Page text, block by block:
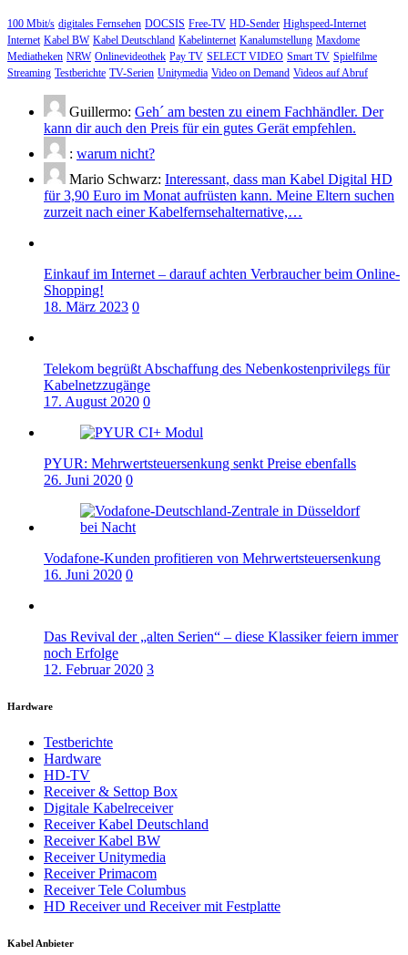
100 Mbit/s digitales Fernsehen DOCSIS Free-TV HD-Sender Highspeed-Internet
Internet Kabel BW Kabel Deutschland Kabelinternet Kanalumstellung Maxdome
Mediatheken NRW Onlinevideothek Pay TV SELECT VIDEO Smart TV Spielfilme
Streaming Testberichte TV-Serien Unitymedia Video on Demand Videos auf Abruf
Guillermo: Geh´ am besten zu einem Fachhändler. Der
kann dir auch den Preis für ein gutes Gerät empfehlen.
: warum nicht?
Mario Schwarz: Interessant, dass man Kabel Digital HD
für 3,90 Euro im Monat aufrüsten kann. Meine Eltern suchen
zurzeit nach einer Kabelfernsehalternative,…
Einkauf im Internet – darauf achten Verbraucher beim Online-
Shopping!
18. März 2023 0
Telekom begrüßt Abschaffung des Nebenkostenprivilegs für
Kabelnetzzugänge
17. August 2020 0
PYUR: Mehrwertsteuersenkung senkt Preise ebenfalls
26. Juni 2020 0
Vodafone-Kunden profitieren von Mehrwertsteuersenkung
16. Juni 2020 0
Das Revival der „alten Serien“ – diese Klassiker feiern immer
noch Erfolge
12. Februar 2020 3
Hardware
Testberichte
Hardware
HD-TV
Receiver & Settop Box
Digitale Kabelreceiver
Receiver Kabel Deutschland
Receiver Kabel BW
Receiver Unitymedia
Receiver Primacom
Receiver Tele Columbus
HD Receiver und Receiver mit Festplatte
Kabel Anbieter